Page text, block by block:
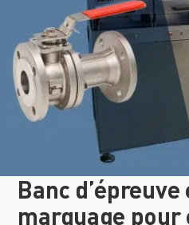
Banc d’épreuve
marquage pour